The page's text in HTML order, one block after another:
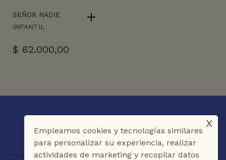
SEÑOR NADIE
INFANTIL
$ 62.000,00
Empleamos cookies y tecnologías similares
para personalizar su experiencia, realizar
actividades de marketing y recopilar datos
x